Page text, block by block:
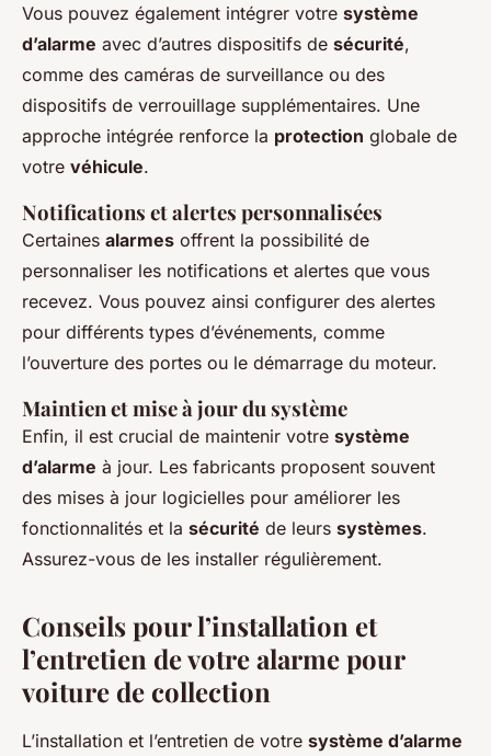
Vous pouvez également intégrer votre système
d’alarme avec d’autres dispositifs de sécurité,
comme des caméras de surveillance ou des
dispositifs de verrouillage supplémentaires. Une
approche intégrée renforce la protection globale de
votre véhicule.
Notifications et alertes personnalisées
Certaines alarmes offrent la possibilité de
personnaliser les notifications et alertes que vous
recevez. Vous pouvez ainsi configurer des alertes
pour différents types d’événements, comme
l’ouverture des portes ou le démarrage du moteur.
Maintien et mise à jour du système
Enfin, il est crucial de maintenir votre système
d’alarme à jour. Les fabricants proposent souvent
des mises à jour logicielles pour améliorer les
fonctionnalités et la sécurité de leurs systèmes.
Assurez-vous de les installer régulièrement.
Conseils pour l’installation et
l’entretien de votre alarme pour
voiture de collection
L’installation et l’entretien de votre système d’alarme